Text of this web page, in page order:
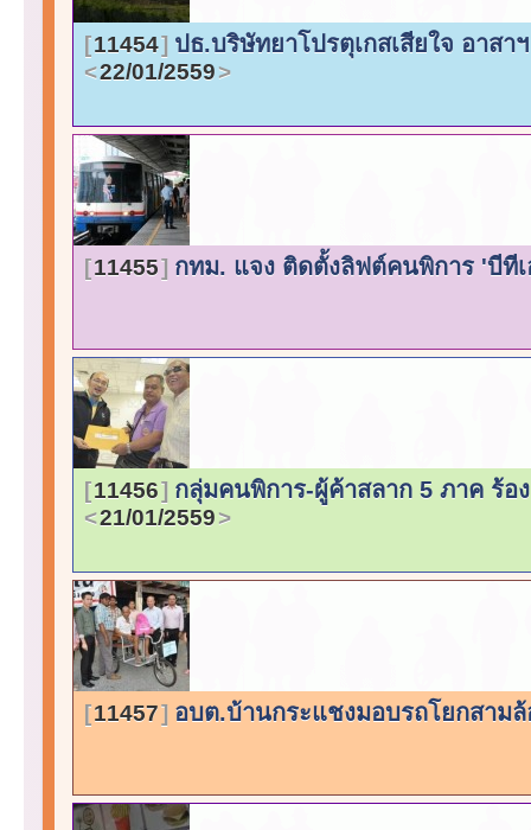
11454 ปธ.บริษัทยาโปรตุเกสเสียใจ อาส
22/01/2559
11455 กทม. แจง ติดตั้งลิฟต์คนพิการ 'บีที
11456 กลุ่มคนพิการ-ผู้ค้าสลาก 5 ภาค ร้อ
21/01/2559
11457 อบต.บ้านกระแชงมอบรถโยกสาม